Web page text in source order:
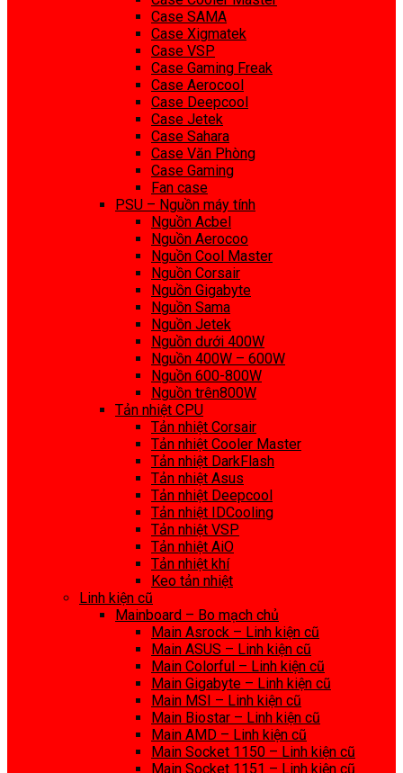
Case SAMA
Case Xigmatek
Case VSP
Case Gaming Freak
Case Aerocool
Case Deepcool
Case Jetek
Case Sahara
Case Văn Phòng
Case Gaming
Fan case
PSU – Nguồn máy tính
Nguồn Acbel
Nguồn Aerocoo
Nguồn Cool Master
Nguồn Corsair
Nguồn Gigabyte
Nguồn Sama
Nguồn Jetek
Nguồn dưới 400W
Nguồn 400W – 600W
Nguồn 600-800W
Nguồn trên800W
Tản nhiệt CPU
Tản nhiệt Corsair
Tản nhiệt Cooler Master
Tản nhiệt DarkFlash
Tản nhiệt Asus
Tản nhiệt Deepcool
Tản nhiệt IDCooling
Tản nhiệt VSP
Tản nhiệt AiO
Tản nhiệt khí
Keo tản nhiệt
Linh kiện cũ
Mainboard – Bo mạch chủ
Main Asrock – Linh kiện cũ
Main ASUS – Linh kiện cũ
Main Colorful – Linh kiện cũ
Main Gigabyte – Linh kiện cũ
Main MSI – Linh kiện cũ
Main Biostar – Linh kiện cũ
Main AMD – Linh kiện cũ
Main Socket 1150 – Linh kiện cũ
Main Socket 1151 – Linh kiện cũ